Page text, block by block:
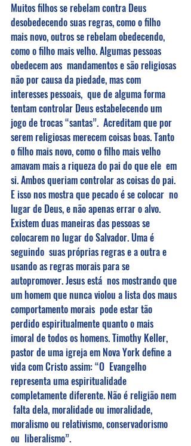
Muitos filhos se rebelam contra Deus
desobedecendo suas regras, como o filho
mais novo, outros se rebelam obedecendo,
como o filho mais velho. Algumas pessoas
obedecem aos  mandamentos e são religiosas
não por causa da piedade, mas com
interesses pessoais,  que de alguma forma
tentam controlar Deus estabelecendo um
jogo de trocas “santas”.  Acreditam que por
serem religiosas merecem coisas boas. Tanto
o filho mais novo, como o filho mais velho
amavam mais a riqueza do pai do que ele  em
si. Ambos queriam controlar as coisas do pai.
E isso nos mostra que pecado é se colocar  no
lugar de Deus, e não apenas errar o alvo.
Existem duas maneiras das pessoas se
colocarem no lugar do Salvador. Uma é
seguindo  suas próprias regras e a outra e
usando as regras morais para se
autopromover. Jesus está  nos mostrando que
um homem que nunca violou a lista dos maus
comportamento morais  pode estar tão
perdido espiritualmente quanto o mais
imoral de todos os homens. Timothy Keller,
pastor de uma igreja em Nova York define a
vida com Cristo assim: “O  Evangelho
representa uma espiritualidade
completamente diferente. Não é religião nem
falta dela, moralidade ou imoralidade,
moralismo ou relativismo, conservadorismo
ou  liberalismo”.